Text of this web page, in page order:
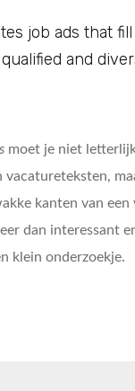
job ads that
and
moet je niet
vacatureteksten,
kanten van
dan interessant
klein onderzoekje.